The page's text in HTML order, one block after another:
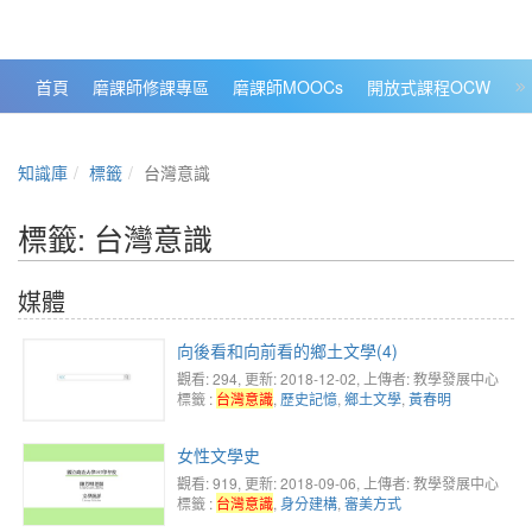
首頁 磨課師修課專區 磨課師MOOCs 開放式課程OCW
知識庫 標籤 台灣意識
標籤: 台灣意識
媒體
向後看和向前看的鄉土文學(4)
觀看: 294, 更新: 2018-12-02, 上傳者: 教學發展中心
標籤 : 台灣意識, 歷史記憶, 鄉土文學, 黃春明
女性文學史
觀看: 919, 更新: 2018-09-06, 上傳者: 教學發展中心
標籤 : 台灣意識, 身分建構, 審美方式